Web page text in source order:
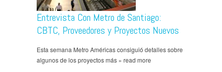
Entrevista Con Metro de Santiago:
CBTC, Proveedores y Proyectos Nuevos
Esta semana Metro Américas consiguió detalles sobre
algunos de los proyectos más » read more